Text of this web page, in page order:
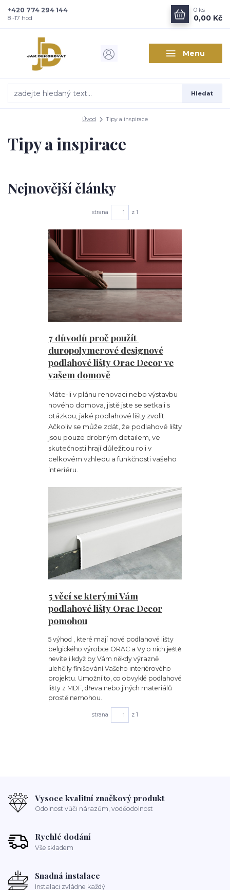
Menu
Hledat
+420 774 294 144
8 -17 hod
0 ks
0,00 Kč
Úvod Tipy a inspirace
Tipy a inspirace
Nejnovější články
strana z 1
7 důvodů proč použít
duropolymerové designové
podlahové lišty Orac Decor ve
vašem domově
Máte-li v plánu renovaci nebo výstavbu
nového domova, jistě jste se setkali s
otázkou, jaké podlahové lišty zvolit.
Ačkoliv se může zdát, že podlahové lišty
jsou pouze drobným detailem, ve
skutečnosti hrají důležitou roli v
celkovém vzhledu a funkčnosti vašeho
interiéru.
5 věcí se kterými Vám
podlahové lišty Orac Decor
pomohou
5 výhod , které mají nové podlahové lišty
belgického výrobce ORAC a Vy o nich ještě
nevíte i když by Vám někdy výrazně
ulehčily finišování Vašeho interiérového
projektu. Umožní to, co obvyklé podlahové
lišty z MDF, dřeva nebo jiných materiálů
prostě nemohou.
strana z 1
Vysoce kvalitní značkový produkt
Odolnost vůči nárazům, voděodolnost
Rychlé dodání
Vše skladem
Snadná instalace
Instalaci zvládne každý